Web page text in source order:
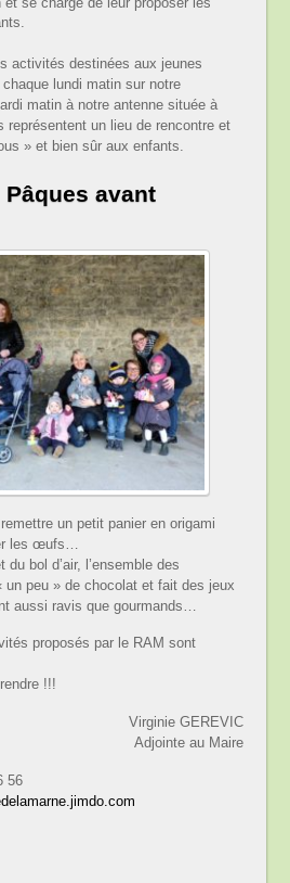
activités destinées aux jeunes
lundi matin sur notre
matin à notre antenne située à
représentent un lieu de rencontre et
» et bien sûr aux enfants.
Pâques avant
un petit panier en origami
les œufs…
bol d’air, l’ensemble des
un peu » de chocolat et fait des jeux
aussi ravis que gourmands…
proposés par le RAM sont
!!!
Virginie GEREVIC
Adjointe au Maire
56